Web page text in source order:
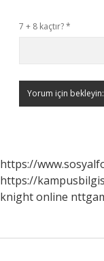
7 + 8 kaçtır?*
https://
https://
knight online